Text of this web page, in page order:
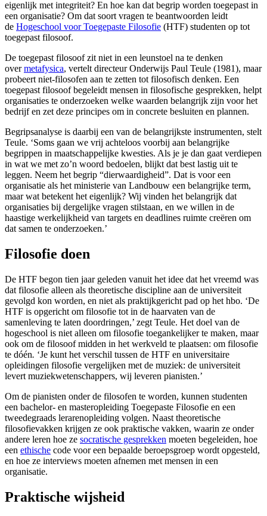
eigenlijk met integriteit? En hoe kan dat begrip worden toegepast in
een organisatie? Om dat soort vragen te beantwoorden leidt
de Hogeschool voor Toegepaste Filosofie (HTF) studenten op tot
toegepast filosoof.
De toegepast filosoof zit niet in een leunstoel na te denken
overmetafysica, vertelt directeur Onderwijs Paul Teule (1981), maar
probeert niet-filosofen aan te zetten tot filosofisch denken. Een
toegepast filosoof begeleidt mensen in filosofische gesprekken, helpt
organisaties te onderzoeken welke waarden belangrijk zijn voor het
bedrijf en zet deze principes om in concrete besluiten en plannen.
Begripsanalyse is daarbij een van de belangrijkste instrumenten, stelt
Teule. ‘Soms gaan we vrij achteloos voorbij aan belangrijke
begrippen in maatschappelijke kwesties. Als je je dan gaat verdiepen
in wat we met zo’n woord bedoelen, blijkt dat best lastig uit te
leggen. Neem het begrip “dierwaardigheid”. Dat is voor een
organisatie als het ministerie van Landbouw een belangrijke term,
maar wat betekent het eigenlijk? Wij vinden het belangrijk dat
organisaties bij dergelijke vragen stilstaan, en we willen in de
haastige werkelijkheid van targets en deadlines ruimte creëren om
dat samen te onderzoeken.’
Filosofie doen
De HTF begon tien jaar geleden vanuit het idee dat het vreemd was
dat filosofie alleen als theoretische discipline aan de universiteit
gevolgd kon worden, en niet als praktijkgericht pad op het hbo. ‘De
HTF is opgericht om filosofie tot in de haarvaten van de
samenleving te laten doordringen,’ zegt Teule. Het doel van de
hogeschool is niet alleen om filosofie toegankelijker te maken, maar
ook om de filosoof midden in het werkveld te plaatsen: om filosofie
te dóén. ‘Je kunt het verschil tussen de HTF en universitaire
opleidingen filosofie vergelijken met de muziek: de universiteit
levert muziekwetenschappers, wij leveren pianisten.’
Om de pianisten onder de filosofen te worden, kunnen studenten
een bachelor- en masteropleiding Toegepaste Filosofie en een
tweedegraads lerarenopleiding volgen. Naast theoretische
filosofievakken krijgen ze ook praktische vakken, waarin ze onder
andere leren hoe ze socratische gesprekken moeten begeleiden, hoe
een ethische code voor een bepaalde beroepsgroep wordt opgesteld,
en hoe ze interviews moeten afnemen met mensen in een
organisatie.
Praktische wijsheid